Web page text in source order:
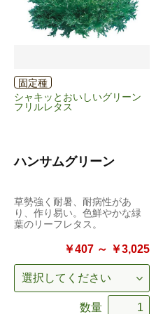
固定種
シャキッとおいしいグリーン
フリルレタス
ハンサムグリーン
草勢強く耐暑、耐病性があ
り、作り易い。色鮮やかな緑
葉のリーフレタス。
￥407 ～ ￥3,025
数量